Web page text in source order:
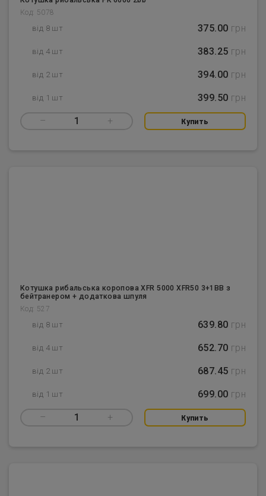
Код: 5078
від 8 шт 375.00 грн
від 4 шт 383.25 грн
від 2 шт 394.00 грн
від 1 шт 399.50 грн
– 1 + Купить
Котушка рибальська коропова XFR 5000 XFR50 3+1BB з
бейтранером + додаткова шпуля
Код: 527
від 8 шт 639.80 грн
від 4 шт 652.70 грн
від 2 шт 687.45 грн
від 1 шт 699.00 грн
– 1 + Купить